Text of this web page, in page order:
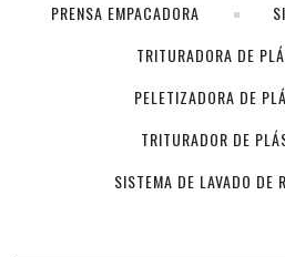
PRENSA EMPACADORA
TRITURADORA DE
PELETIZADORA DE
TRITURADOR DE
SISTEMA DE LAVADO DE